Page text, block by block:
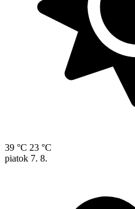
39 °C 23 °C
piatok 7. 8.